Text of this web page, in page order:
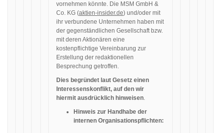
vornehmen könnte. Die MSM GmbH &
Co. KG (aktien-insider.de) und/oder mit
ihr verbundene Unternehmen haben mit
der gegenständlichen Gesellschaft bzw.
mit deren Aktionären eine
kostenpflichtige Vereinbarung zur
Erstellung der redaktionellen
Besprechung getroffen.
Dies begründet laut Gesetz einen
Interessenskonflikt, auf den wir
hiermit ausdrücklich hinweisen.
Hinweis zur Handhabe der
internen Organisationspflichten: